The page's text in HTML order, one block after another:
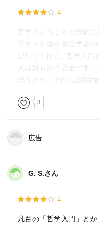
4
哲学ということで理解
ラテスを始め各哲学者
説してくれて、哲学入門
人は誰もが不完全です
思うとき、その人は絶対
3
広告
G. S.さん
4
凡百の「哲学入門」と